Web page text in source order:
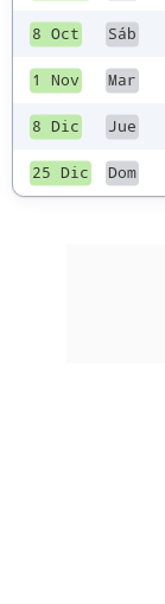
8 Oct Sáb
1 Nov Mar
8 Dic Jue
25 Dic Dom